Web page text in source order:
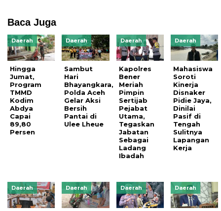
Baca Juga
Daerah
Hingga
Jumat,
Program
TMMD
Kodim
Abdya
Capai
89,80
Persen
Daerah
Sambut
Hari
Bhayangkara,
Polda Aceh
Gelar Aksi
Bersih
Pantai di
Ulee Lheue
Daerah
Kapolres
Bener
Meriah
Pimpin
Sertijab
Pejabat
Utama,
Tegaskan
Jabatan
Sebagai
Ladang
Ibadah
Daerah
Mahasiswa
Soroti
Kinerja
Disnaker
Pidie Jaya,
Dinilai
Pasif di
Tengah
Sulitnya
Lapangan
Kerja
Daerah Daerah Daerah Daerah